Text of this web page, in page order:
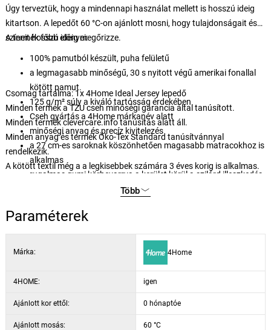
Úgy terveztük, hogy a mindennapi használat mellett is hosszú ideig
kitartson. A lepedőt 60 °C-on ajánlott mosni, hogy tulajdonságait és
színeit hosszú ideig megőrizze.
A termék főbb előnyei:
100% pamutból készült, puha felületű
a legmagasabb minőségű, 30 s nyitott végű amerikai fonallal
kötött pamut.
125 g/m² súly a kiváló tartósság érdekében
Cseh gyártás a 4Home márkanév alatt
minőségi anyag és precíz kivitelezés
a 27 cm-es saroknak köszönhetően magasabb matracokhoz is
alkalmas
rugalmas gumi körbevarrva a kerület körül a szilárd illeszkedés
könnyű karbantartás 60 °C-os mosással
alkalmas szárítógépben történő szárításra kímélő programon
Csomag tartalma: 1x 4Home Ideal Jersey lepedő
Minden termék a TZU cseh minőségi garancia által tanúsított.
Minden termék clevercare.info tanúsítás alatt áll.
Minden anyag és termék Öko-Tex Standard tanúsítvánnyal
rendelkezik.
A kötött textil még a a legkisebbek számára 3 éves korig is alkalmas.
Több
Paraméterek
Márka: 4Home
4HOME: igen
Ajánlott kor ettől: 0 hónaptóe
Ajánlott mosás: 60 °C